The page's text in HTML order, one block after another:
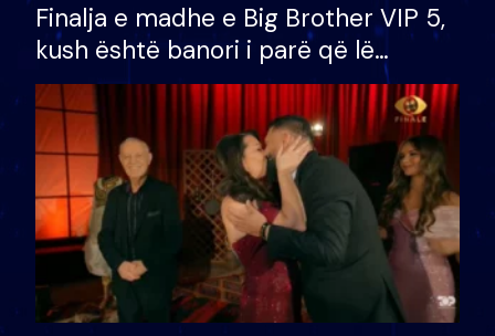
Finalja e madhe e Big Brother VIP 5,
kush është banori i parë që lë
shtëpinë dhe humb mundësinë për
të fituar çmimin e madh